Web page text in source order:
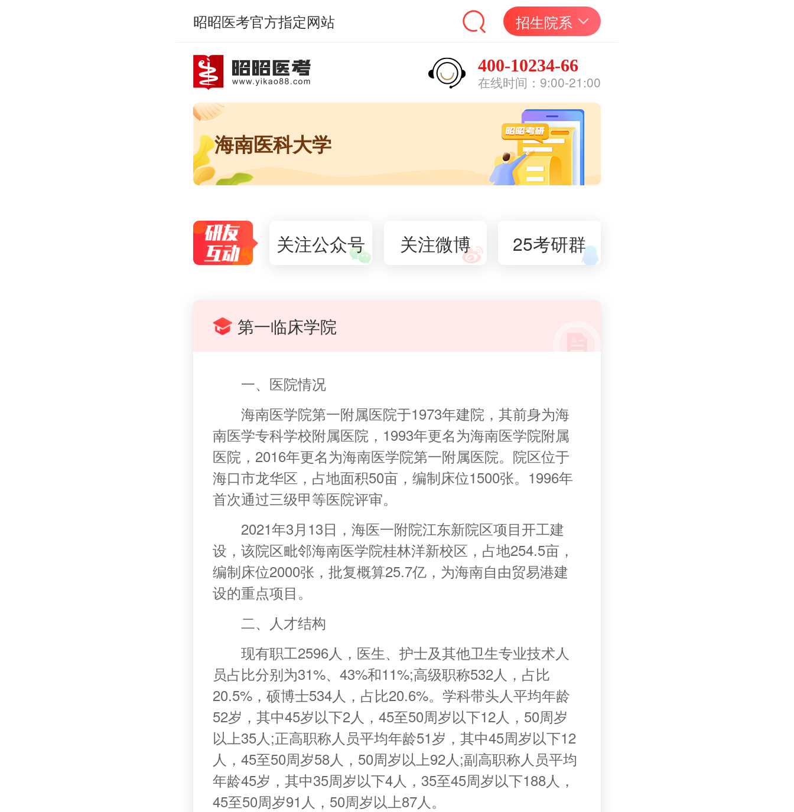
昭昭医考官方指定网站 招生院系
400-10234-66
在线时间：9:00-21:00
海南医科大学
关注公众号 关注微博 25考研群
第一临床学院
一、医院情况
海南医学院第一附属医院于1973年建院，其前身为海
南医学专科学校附属医院，1993年更名为海南医学院附属
医院，2016年更名为海南医学院第一附属医院。院区位于
海口市龙华区，占地面积50亩，编制床位1500张。1996年
首次通过三级甲等医院评审。
2021年3月13日，海医一附院江东新院区项目开工建
设，该院区毗邻海南医学院桂林洋新校区，占地254.5亩，
编制床位2000张，批复概算25.7亿，为海南自由贸易港建
设的重点项目。
二、人才结构
现有职工2596人，医生、护士及其他卫生专业技术人
员占比分别为31%、43%和11%;高级职称532人，占比
20.5%，硕博士534人，占比20.6%。学科带头人平均年龄
52岁，其中45岁以下2人，45至50周岁以下12人，50周岁
以上35人;正高职称人员平均年龄51岁，其中45周岁以下12
人，45至50周岁58人，50周岁以上92人;副高职称人员平均
年龄45岁，其中35周岁以下4人，35至45周岁以下188人，
45至50周岁91人，50周岁以上87人。